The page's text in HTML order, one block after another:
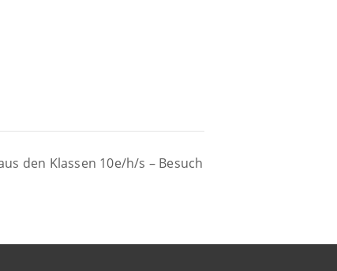
den Klassen 10e/h/s – Besuch